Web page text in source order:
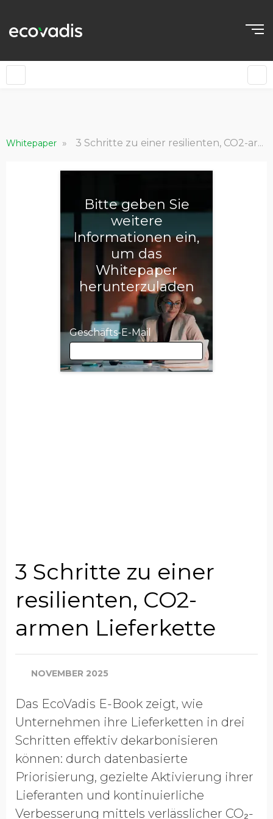
Whitepaper » 3 Schritte zu einer resilienten, CO2-armen Lieferkette
Bitte geben Sie
weitere
Informationen ein,
um das
Whitepaper
herunterzuladen
Geschäfts-E-Mail
Unternehmen
Industrie
Jahresumsatz (global)
Land
3 Schritte zu einer
resilienten, CO2-
armen Lieferkette
NOVEMBER 2025
Das EcoVadis E-Book zeigt, wie
Unternehmen ihre Lieferketten in drei
Schritten effektiv dekarbonisieren
können: durch datenbasierte
Priorisierung, gezielte Aktivierung ihrer
Lieferanten und kontinuierliche
Verbesserung mittels verlässlicher CO₂-